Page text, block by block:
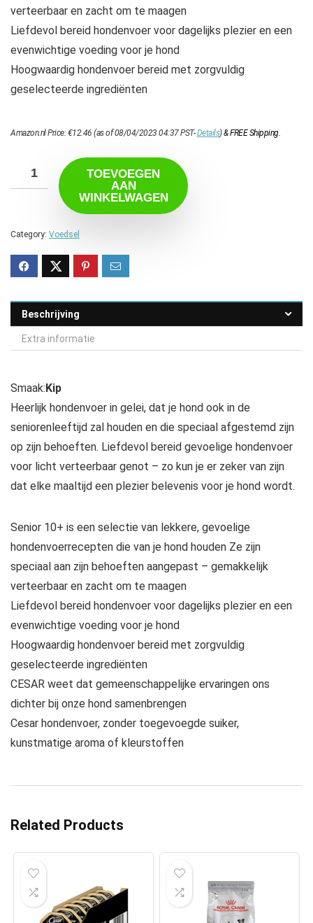
verteerbaar en zacht om te maagen
Liefdevol bereid hondenvoer voor dagelijks plezier en een
evenwichtige voeding voor je hond
Hoogwaardig hondenvoer bereid met zorgvuldig
geselecteerde ingrediënten
Amazon.nl Price:€12.46 (as of 08/04/2023 04:37 PST-Details)&FREE Shipping.
TOEVOEGEN
AAN
WINKELWAGEN
Category: Voedsel
Beschrijving
Extra informatie
Smaak: Kip
Heerlijk hondenvoer in gelei, dat je hond ook in de
seniorenleeftijd zal houden en die speciaal afgestemd zijn
op zijn behoeften. Liefdevol bereid gevoelige hondenvoer
voor licht verteerbaar genot – zo kun je er zeker van zijn
dat elke maaltijd een plezier belevenis voor je hond wordt.
Senior 10+ is een selectie van lekkere, gevoelige
hondenvoerrecepten die van je hond houden Ze zijn
speciaal aan zijn behoeften aangepast – gemakkelijk
verteerbaar en zacht om te maagen
Liefdevol bereid hondenvoer voor dagelijks plezier en een
evenwichtige voeding voor je hond
Hoogwaardig hondenvoer bereid met zorgvuldig
geselecteerde ingrediënten
CESAR weet dat gemeenschappelijke ervaringen ons
dichter bij onze hond samenbrengen
Cesar hondenvoer, zonder toegevoegde suiker,
kunstmatige aroma of kleurstoffen
Related Products